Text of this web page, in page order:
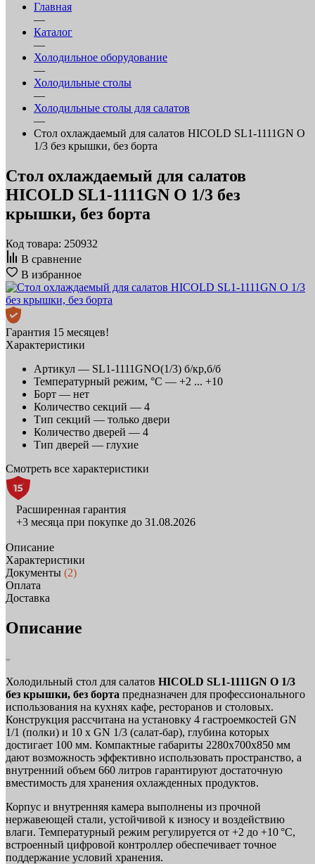
Главная
—
Каталог
—
Холодильное оборудование
—
Холодильные столы
—
Холодильные столы для салатов
—
Стол охлаждаемый для салатов HICOLD SL1-1111GN O
1/3 без крышки, без борта
Стол охлаждаемый для салатов
HICOLD SL1-1111GN O 1/3 без
крышки, без борта
Код товара: 250932
В сравнение
В избранное
Гарантия 15 месяцев!
Характеристики
Артикул — SL1-1111GNО(1/3) б/кр,б/б
Температурный режим, °C — +2 ... +10
Борт — нет
Количество секций — 4
Тип секций — только двери
Количество дверей — 4
Тип дверей — глухие
Смотреть все характеристики
Расширенная гарантия
+3 месяца при покупке до 31.08.2026
Описание
Характеристики
Документы (2)
Оплата
Доставка
Описание
Холодильный стол для салатов HICOLD SL1-1111GN O 1/3
без крышки, без борта предназначен для профессионального
использования на кухнях кафе, ресторанов и столовых.
Конструкция рассчитана на установку 4 гастроемкостей GN
1/1 (полки) и 10 x GN 1/3 (салат-бар), глубина которых
достигает 100 мм. Компактные габариты 2280х700х850 мм
дают возможность эффективно использовать пространство, а
внутренний объем 660 литров гарантируют достаточную
вместимость для хранения охлажденных продуктов.
Корпус и внутренняя камера выполнены из прочной
нержавеющей стали, устойчивой к износу и воздействию
влаги. Температурный режим регулируется от +2 до +10 °C,
встроенный цифровой контроллер обеспечивает точное
поддержание условий хранения.